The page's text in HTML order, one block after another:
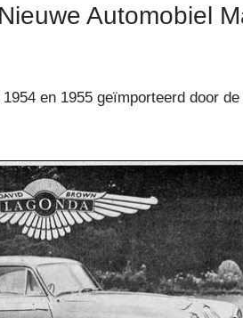
Automobiel
en 1955 geïmporteerd door